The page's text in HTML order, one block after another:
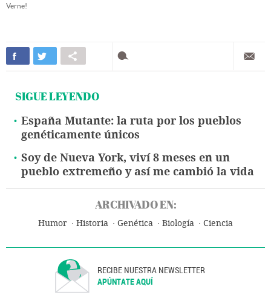
Verne!
SIGUE LEYENDO
España Mutante: la ruta por los pueblos
genéticamente únicos
Soy de Nueva York, viví 8 meses en un
pueblo extremeño y así me cambió la vida
ARCHIVADO EN:
Humor Historia Genética Biología Ciencia
RECIBE NUESTRA NEWSLETTER
APÚNTATE AQUÍ